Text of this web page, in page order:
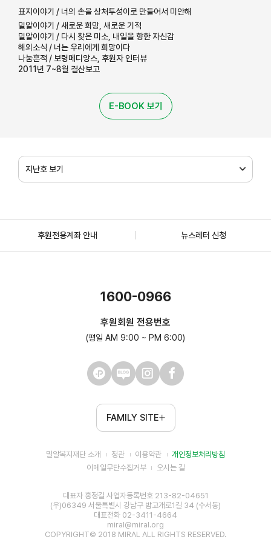
표지이야기 / 너의 손을 상처투성이로 만들어서 미안해
밀알이야기 / 새로운 희망, 새로운 기적
밀알이야기 / 다시 찾은 미소, 내일을 향한 자신감
해외소식 / 너는 우리에게 희망이다
나눔흔적 / 보령메디앙스, 후원자 인터뷰
2011년 7~8월 결산보고
E-BOOK 보기
지난호 보기
후원전용계좌 안내 뉴스레터 신청
1600-0966
후원회원 전용번호
(평일 AM 9:00 ~ PM 6:00)
FAMILY SITE
밀알복지재단 소개 정관 이용약관
개인정보처리방침
이메일무단수집거부
오시는 길
대표자 홍정길 사업자등록번호 213-82-04651
(우)06349 서울특별시 강남구 밤고개로1길 34 (수서동)
대표전화 02-3411-4664
miral@miral.org
COPYRIGHT© 2018 MIRAL ALL RIGHTS RESERVED.